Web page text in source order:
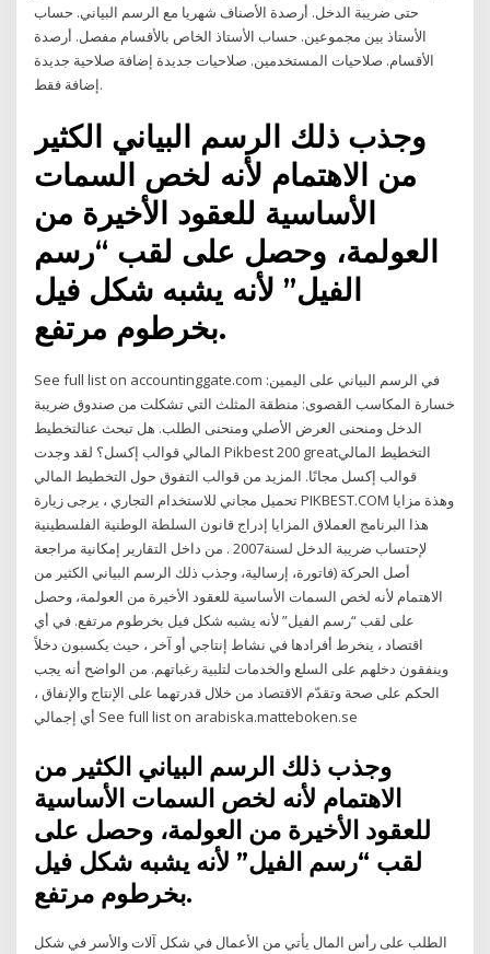
حتى ضريبة الدخل. أرصدة الأصناف شهريا مع الرسم البياني. حساب
الأستاذ بين مجموعين. حساب الأستاذ الخاص بالأقسام مفصل. أرصدة
الأقسام. صلاحيات المستخدمين. صلاحيات جديدة إضافة صلاحية جديدة
إضافة فقط.
وجذب ذلك الرسم البياني الكثير
من الاهتمام لأنه لخص السمات
الأساسية للعقود الأخيرة من
العولمة، وحصل على لقب “رسم
الفيل” لأنه يشبه شكل فيل
بخرطوم مرتفع.
See full list on accountinggate.com في الرسم البياني على اليمين:
خسارة المكاسب القصوى: منطقة المثلث التي تشكلت من صندوق ضريبة
الدخل ومنحنى العرض الأصلي ومنحنى الطلب. هل تبحث عنالتخطيط
المالي قوالب إكسل؟ لقد وجدت Pikbest 200 greatالتخطيط المالي
قوالب إكسل مجانًا. المزيد من قوالب التفوق حول التخطيط المالي
تحميل مجاني للاستخدام التجاري ، يرجى زيارة PIKBEST.COM وهذة مزايا
هذا البرنامج العملاق المزايا إدراج قانون السلطة الوطنية الفلسطينية
لإحتساب ضريبة الدخل لسنة2007 . من داخل التقارير إمكانية مراجعة
أصل الحركة (فاتورة، إرسالية، وجذب ذلك الرسم البياني الكثير من
الاهتمام لأنه لخص السمات الأساسية للعقود الأخيرة من العولمة، وحصل
على لقب “رسم الفيل” لأنه يشبه شكل فيل بخرطوم مرتفع. في أي
اقتصاد ، ينخرط أفرادها في نشاط إنتاجي أو آخر ، حيث يكسبون دخلاً
وينفقون دخلهم على السلع والخدمات لتلبية رغباتهم. من الواضح أنه يجب
الحكم على صحة وتقدّم الاقتصاد من خلال قدرتهما على الإنتاج والإنفاق ،
أي إجمالي See full list on arabiska.matteboken.se
وجذب ذلك الرسم البياني الكثير من
الاهتمام لأنه لخص السمات الأساسية
للعقود الأخيرة من العولمة، وحصل على
لقب “رسم الفيل” لأنه يشبه شكل فيل
بخرطوم مرتفع.
الطلب على رأس المال يأتي من الأعمال في شكل آلات والأسر في شكل